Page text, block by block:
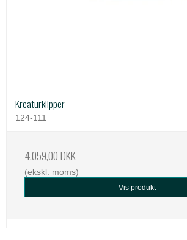
Kreaturklipper
124-111
4.059,00 DKK
(ekskl. moms)
Vis produkt